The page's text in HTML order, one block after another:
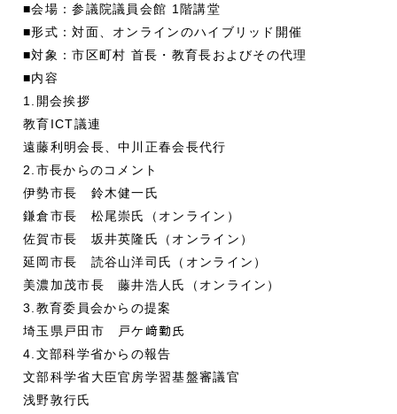
■会場：参議院議員会館 1階講堂
■形式：対面、オンラインのハイブリッド開催
■対象：市区町村 首長・教育長およびその代理
■内容
1.開会挨拶
教育ICT議連
遠藤利明会長、中川正春会長代行
2.市長からのコメント
伊勢市長 鈴木健一氏
鎌倉市長 松尾崇氏（オンライン）
佐賀市長 坂井英隆氏（オンライン）
延岡市長 読谷山洋司氏（オンライン）
美濃加茂市長 藤井浩人氏（オンライン）
3.教育委員会からの提案
埼玉県戸田市 戸ケ﨑勤氏
4.文部科学省からの報告
文部科学省大臣官房学習基盤審議官
浅野敦行氏